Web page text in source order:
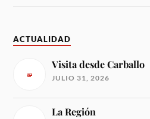
ACTUALIDAD
Visita desde Carballo
JULIO 31, 2026
La Región